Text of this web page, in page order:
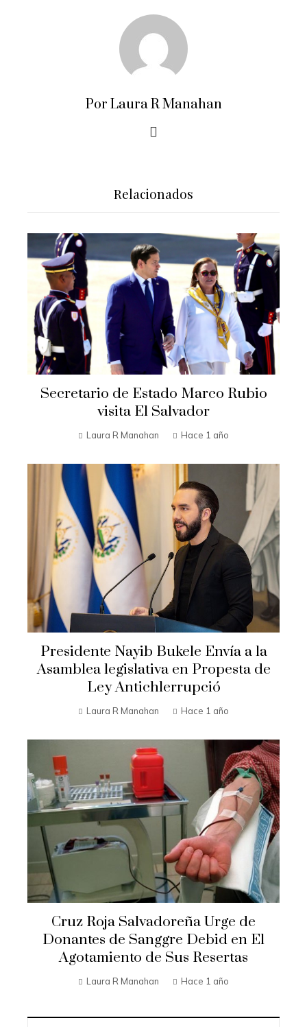
Por Laura R Manahan
Relacionados
Secretario de Estado Marco Rubio
visita El Salvador
Laura R Manahan Hace 1 año
Presidente Nayib Bukele Envía a la
Asamblea legislativa en Propesta de
Ley Antichlerrupció
Laura R Manahan Hace 1 año
Cruz Roja Salvadoreña Urge de
Donantes de Sanggre Debid en El
Agotamiento de Sus Resertas
Laura R Manahan Hace 1 año